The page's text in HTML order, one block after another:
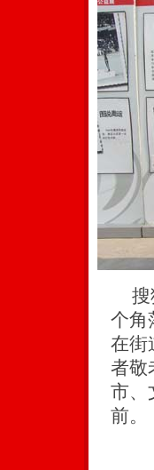
搜
个角
在街
者敬
市、
前。